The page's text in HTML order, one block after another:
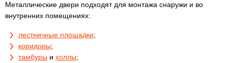
Металлические двери подходят для монтажа снаружи и во
внутренних помещениях:
лестничные площадки;
коридоры;
тамбуры и холлы;